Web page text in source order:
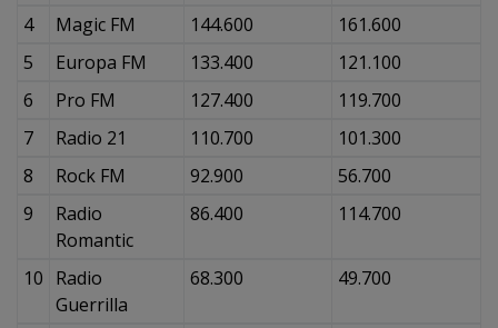
4
Magic FM 144.600
161.600
5
Europa FM 133.400
121.100
6
Pro FM 127.400
119.700
7
Radio 21 110.700
101.300
8
Rock FM 92.900
56.700
9
Radio
Romantic
86.400 114.700
10 Radio
Guerrilla
68.300 49.700